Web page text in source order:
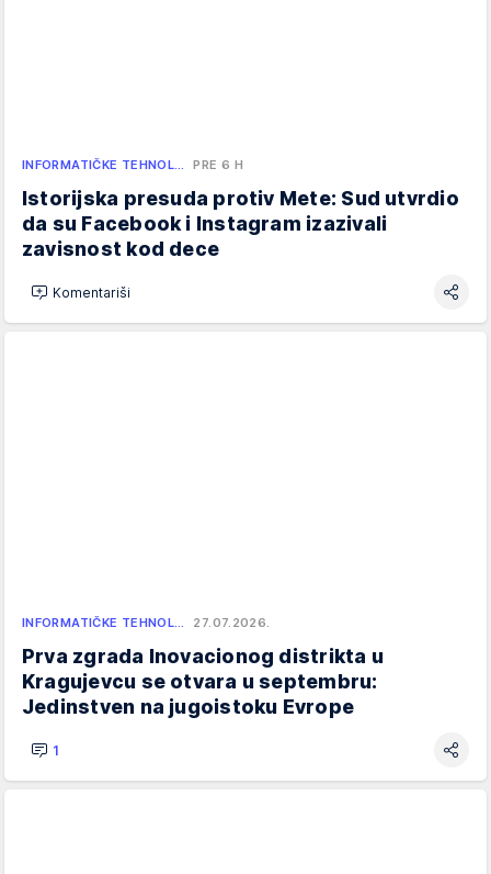
INFORMATIČKE TEHNOL… PRE 6 H
Istorijska presuda protiv Mete: Sud utvrdio
da su Facebook i Instagram izazivali
zavisnost kod dece
Komentariši
INFORMATIČKE TEHNOL… 27.07.2026.
Prva zgrada Inovacionog distrikta u
Kragujevcu se otvara u septembru:
Jedinstven na jugoistoku Evrope
1